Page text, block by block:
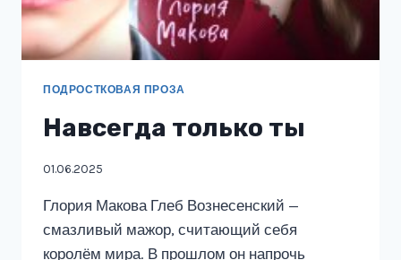
ПОДРОСТКОВАЯ ПРОЗА
Навсегда только ты
01.06.2025
Глория Макова Глеб Вознесенский —
смазливый мажор, считающий себя
королём мира. В прошлом он напрочь